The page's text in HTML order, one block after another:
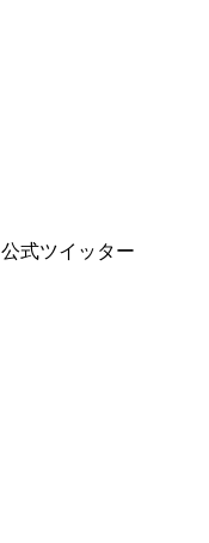
式ツイッター